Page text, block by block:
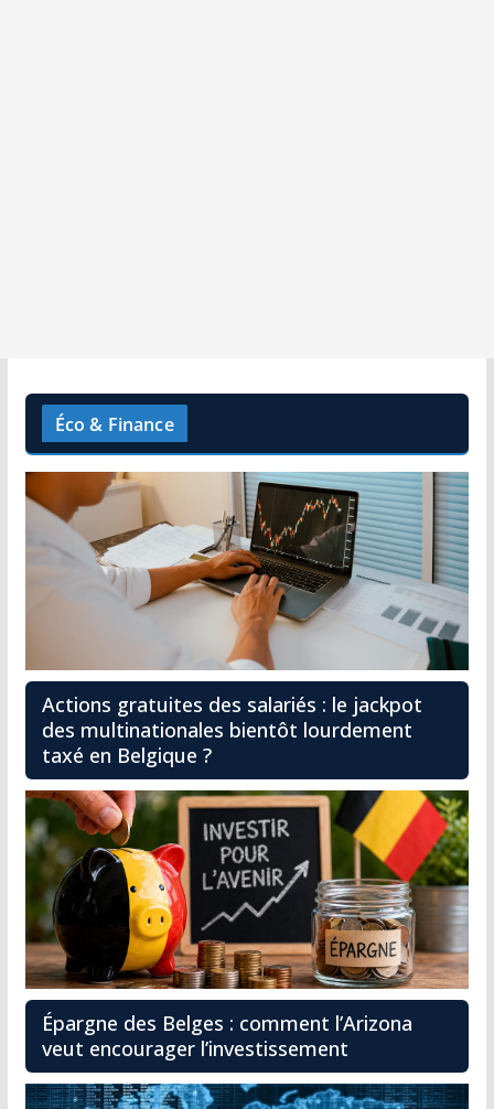
Éco & Finance
Actions gratuites des salariés : le jackpot
des multinationales bientôt lourdement
taxé en Belgique ?
Épargne des Belges : comment l’Arizona
veut encourager l’investissement